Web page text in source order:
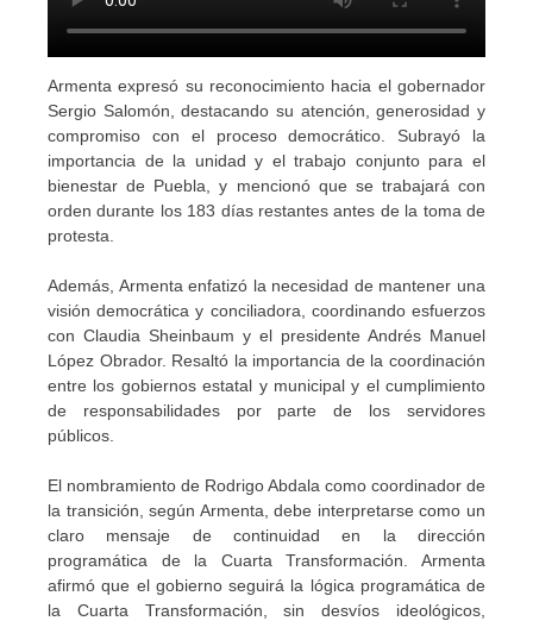
Armenta expresó su reconocimiento hacia el gobernador
Sergio Salomón, destacando su atención, generosidad y
compromiso con el proceso democrático. Subrayó la
importancia de la unidad y el trabajo conjunto para el
bienestar de Puebla, y mencionó que se trabajará con
orden durante los 183 días restantes antes de la toma de
protesta.
Además, Armenta enfatizó la necesidad de mantener una
visión democrática y conciliadora, coordinando esfuerzos
con Claudia Sheinbaum y el presidente Andrés Manuel
López Obrador. Resaltó la importancia de la coordinación
entre los gobiernos estatal y municipal y el cumplimiento
de responsabilidades por parte de los servidores
públicos.
El nombramiento de Rodrigo Abdala como coordinador de
la transición, según Armenta, debe interpretarse como un
claro mensaje de continuidad en la dirección
programática de la Cuarta Transformación. Armenta
afirmó que el gobierno seguirá la lógica programática de
la Cuarta Transformación, sin desvíos ideológicos,